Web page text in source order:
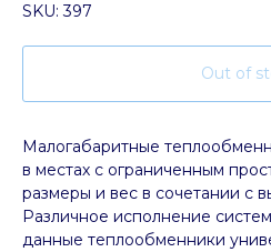
SKU:397
Out of
Малогабаритные
в местах с ограниченным
размеры и вес в сочетании с
Различное исполнение
данные теплообменники